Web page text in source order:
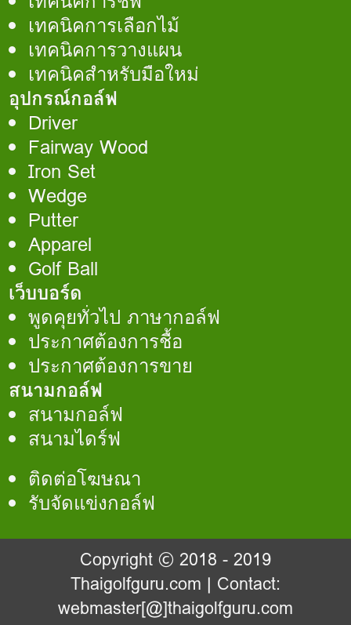
เทคนิคการเลือกไม้
เทคนิคการวางแผน
เทคนิคสำหรับมือใหม่
อุปกรณ์กอล์ฟ
Driver
Fairway Wood
Iron Set
Wedge
Putter
Apparel
Golf Ball
เว็บบอร์ด
พูดคุยทั่วไป ภาษากอล์ฟ
ประกาศต้องการชื้อ
ประกาศต้องการขาย
สนามกอล์ฟ
สนามกอล์ฟ
สนามไดร์ฟ
ติดต่อโฆษณา
รับจัดแข่งกอล์ฟ
Copyright © 2018 - 2019
Thaigolfguru.com | Contact:
webmaster[@]thaigolfguru.com